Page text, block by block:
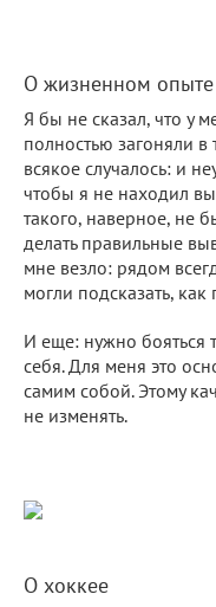
О жизненном опыте
Я бы не сказал, что у
полностью загоняли
всякое случалось: и
чтобы я не находил
такого, наверное, не
делать правильные
мне везло: рядом
могли подсказать, как
И еще: нужно бояться
себя. Для меня это
самим собой. Этому
не изменять.
О хоккее